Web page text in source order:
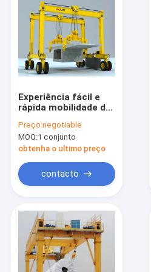
Produtos
Sobre nós
Experiência fácil e
rápida mobilidade de
guindaste Manuseio
de material
Preço:negotiable
MOQ:1 conjunto
obtenha o ultimo preço
contacto